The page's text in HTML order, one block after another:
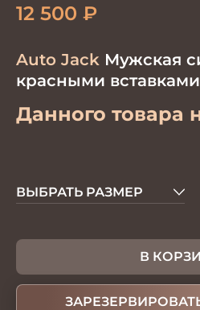
Auto Jack Мужская
красными вставками
Данного товара
12 500 ₽
ВЫБРАТЬ РАЗМЕР
В